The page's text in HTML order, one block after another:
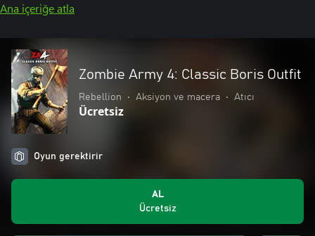
Ana içeriğe atla
Zombie Army 4: Classic Boris Outfit
Rebellion • Aksiyon ve macera • Atıcı
Ücretsiz
Oyun gerektirir
AL
Ücretsiz